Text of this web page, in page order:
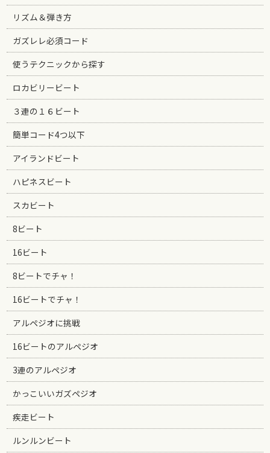
リズム＆弾き方
ガズレレ必須コード
使うテクニックから探す
ロカビリービート
３連の１６ビート
簡単コード4つ以下
アイランドビート
ハピネスビート
スカビート
8ビート
16ビート
8ビートでチャ！
16ビートでチャ！
アルペジオに挑戦
16ビートのアルペジオ
3連のアルペジオ
かっこいいガズペジオ
疾走ビート
ルンルンビート